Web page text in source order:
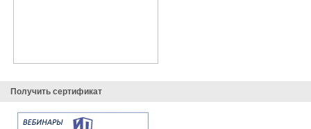
Получить сертификат